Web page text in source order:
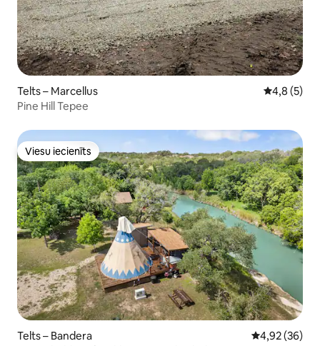
Telts – Marcellus Vidējais
4,8 (5)
Pine Hill Tepee
Viesu iecienīts
Viesu iecienīts
Telts – Bandera Vidējais
4,92 (36)